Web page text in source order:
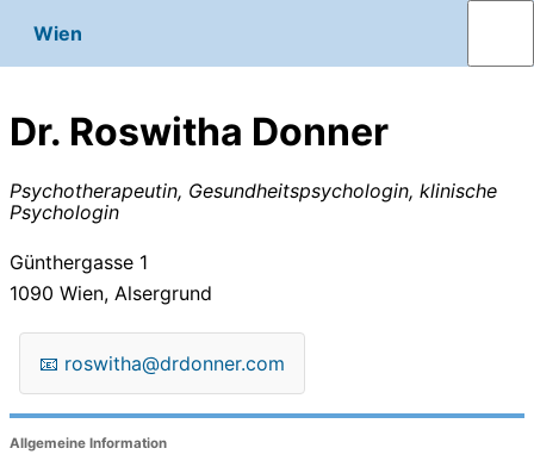
Wien
Dr. Roswitha Donner
Psychotherapeutin, Gesundheitspsychologin, klinische
Psychologin
Günthergasse 1
1090 Wien, Alsergrund
📧 roswitha@drdonner.com
Allgemeine Information